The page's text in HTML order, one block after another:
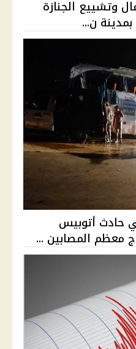
وتشييع الجنازة
ن...
طفل وإصابة 13 في حادث أتوبيس
معظم المصابين ...